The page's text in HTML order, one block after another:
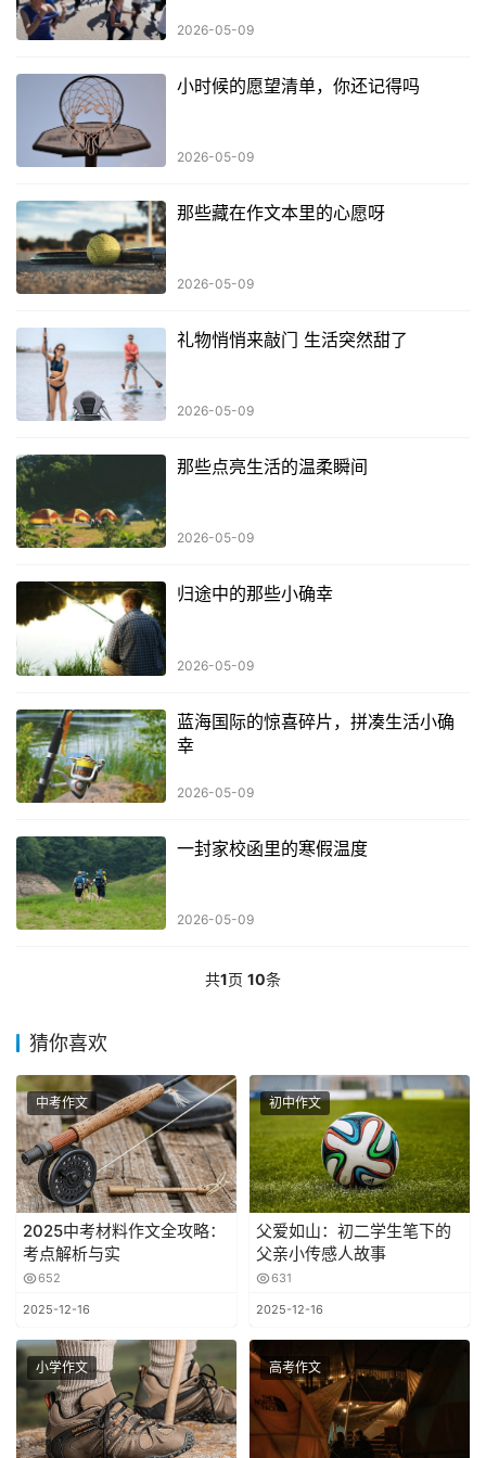
2026-05-09
小时候的愿望清单，你还记得吗
2026-05-09
那些藏在作文本里的心愿呀
2026-05-09
礼物悄悄来敲门 生活突然甜了
2026-05-09
那些点亮生活的温柔瞬间
2026-05-09
归途中的那些小确幸
2026-05-09
蓝海国际的惊喜碎片，拼凑生活小确
幸
2026-05-09
一封家校函里的寒假温度
2026-05-09
共1页 10条
猜你喜欢
中考作文
2025中考材料作文全攻略：
考点解析与实
652
2025-12-16
初中作文
父爱如山：初二学生笔下的
父亲小传感人故事
631
2025-12-16
小学作文 高考作文